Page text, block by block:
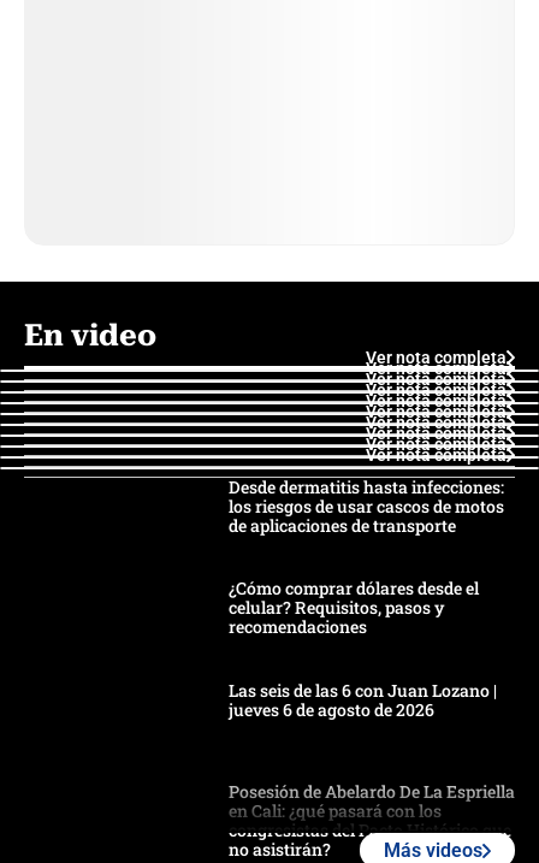
En video
Ver nota completa
Ver nota completa
Ver nota completa
Ver nota completa
Ver nota completa
Ver nota completa
Ver nota completa
Ver nota completa
Ver nota completa
Ver nota completa
Desde dermatitis hasta infecciones:
los riesgos de usar cascos de motos
de aplicaciones de transporte
¿Cómo comprar dólares desde el
celular? Requisitos, pasos y
recomendaciones
Las seis de las 6 con Juan Lozano |
jueves 6 de agosto de 2026
Posesión de Abelardo De La Espriella
en Cali: ¿qué pasará con los
congresistas del Pacto Histórico que
no asistirán?
Más videos